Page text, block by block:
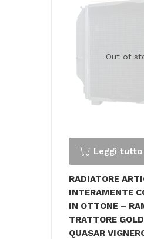
Out of
Leggi tutto
RADIATORE
INTERAMENTE
IN OTTONE –
TRATTORE
QUASAR